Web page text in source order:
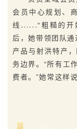
会员中心规划、
线......“粗糙的开
后，她带领团队
产品与射洪特产
务边界。“所有工
费者。”她常这样说